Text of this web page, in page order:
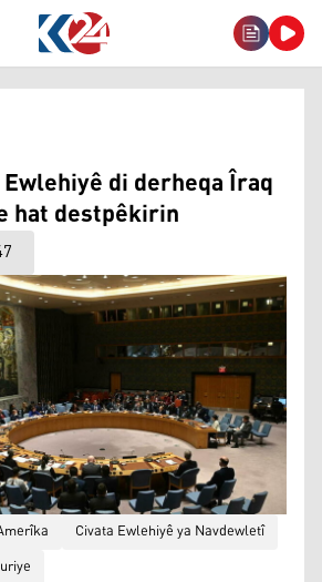
di derheqa Îraq
hat destpêkirin
Civata Ewlehiyê ya Navdewletî